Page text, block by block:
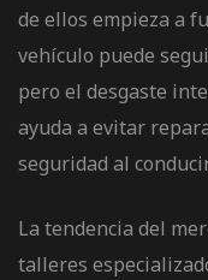
de ellos empieza a
vehículo puede
pero el desgaste
ayuda a evitar
seguridad al
La tendencia del
talleres